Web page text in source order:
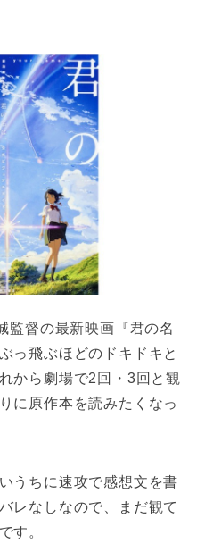
監督の最新映画『君の名
っ飛ぶほどのドキドキと
から劇場で2回・3回と観
に原作本を読みたくなっ
うちに速攻で感想文を書
レなしなので、まだ観て
す。